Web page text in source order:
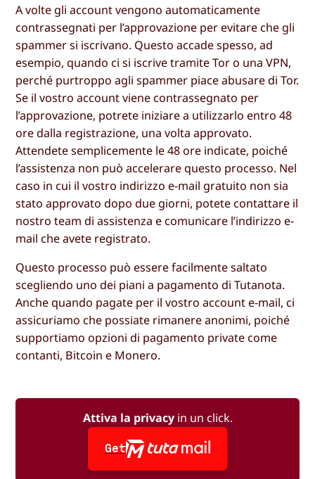
A volte gli account vengono automaticamente
contrassegnati per l’approvazione per evitare che gli
spammer si iscrivano. Questo accade spesso, ad
esempio, quando ci si iscrive tramite Tor o una VPN,
perché purtroppo agli spammer piace abusare di Tor.
Se il vostro account viene contrassegnato per
l’approvazione, potrete iniziare a utilizzarlo entro 48
ore dalla registrazione, una volta approvato.
Attendete semplicemente le 48 ore indicate, poiché
l’assistenza non può accelerare questo processo. Nel
caso in cui il vostro indirizzo e-mail gratuito non sia
stato approvato dopo due giorni, potete contattare il
nostro team di assistenza e comunicare l’indirizzo e-
mail che avete registrato.
Questo processo può essere facilmente saltato
scegliendo uno dei piani a pagamento di Tutanota.
Anche quando pagate per il vostro account e-mail, ci
assicuriamo che possiate rimanere anonimi, poiché
supportiamo opzioni di pagamento private come
contanti, Bitcoin e Monero.
Attiva la privacyin un click.
Get